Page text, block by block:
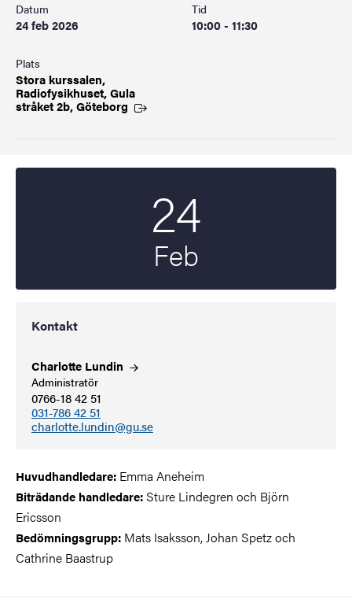
Datum
24 feb 2026
Tid
10:00 - 11:30
Plats
Stora kurssalen,
Radiofysikhuset, Gula
stråket 2b,Göteborg
24
Feb
Kontakt
Charlotte Lundin
Administratör
0766-18 42 51
031-786 42 51
charlotte.lundin@gu.se
Huvudhandledare: Emma Aneheim
Biträdande handledare: Sture Lindegren och Björn
Ericsson
Bedömningsgrupp: Mats Isaksson, Johan Spetz och
Cathrine Baastrup